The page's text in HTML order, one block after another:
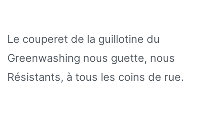
Le couperet de la guillotine du
Greenwashing nous guette, nous
Résistants, à tous les coins de rue.